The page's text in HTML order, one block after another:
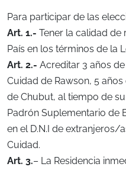
Para participar de las
Art. 1.- Tener la calidad de
País en los términos de la
Art. 2.- Acreditar 3 años
Cuidad de Rawson, 5
de Chubut, al tiempo de
Padrón Suplementario de
en el D.N.I de extranjeros/
Cuidad.
Art. 3.– La Residencia